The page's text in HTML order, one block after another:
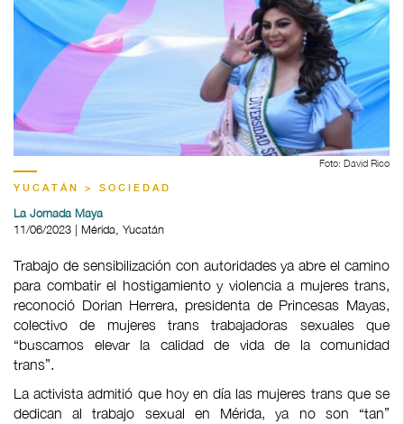
Foto: David Rico
YUCATÁN > SOCIEDAD
La Jornada Maya
11/06/2023 | Mérida, Yucatán
Trabajo de sensibilización con autoridades ya abre el camino
para combatir el hostigamiento y violencia a mujeres trans,
reconoció Dorian Herrera, presidenta de Princesas Mayas,
colectivo de mujeres trans trabajadoras sexuales que
“buscamos elevar la calidad de vida de la comunidad
trans”.
La activista admitió que hoy en día las mujeres trans que se
dedican al trabajo sexual en Mérida, ya no son “tan”